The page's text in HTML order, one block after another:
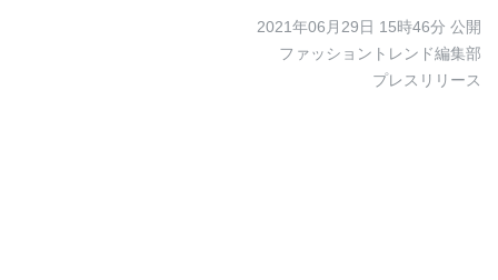
2021年06月29日 15時46分 公開
ファッショントレンド編集部
プレスリリース